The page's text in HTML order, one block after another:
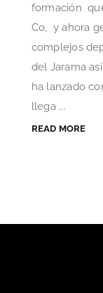
formación
Co, y ahora
complejos
del Jarama
ha lanzado
llega ...
READ MORE